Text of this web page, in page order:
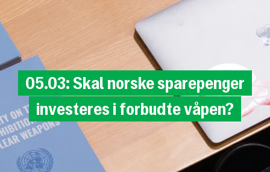
05.03:Skalnorskesparepenger
investeres iforbudtevåpen?